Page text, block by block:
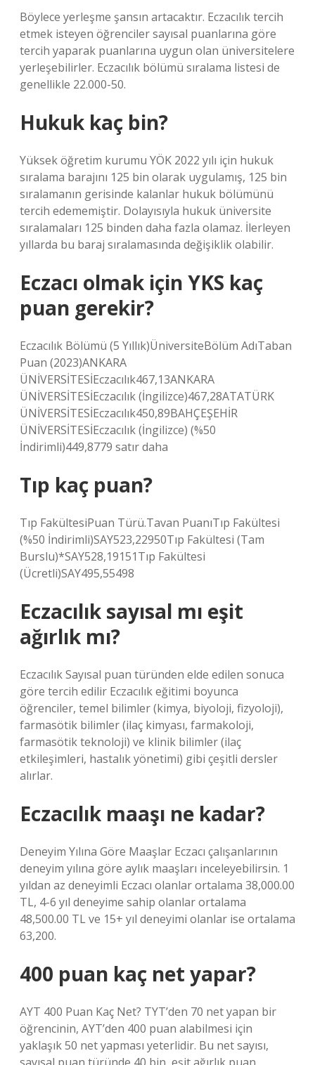
Böylece yerleşme şansın artacaktır. Eczacılık tercih
etmek isteyen öğrenciler sayısal puanlarına göre
tercih yaparak puanlarına uygun olan üniversitelere
yerleşebilirler. Eczacılık bölümü sıralama listesi de
genellikle 22.000-50.
Hukuk kaç bin?
Yüksek öğretim kurumu YÖK 2022 yılı için hukuk
sıralama barajını 125 bin olarak uygulamış, 125 bin
sıralamanın gerisinde kalanlar hukuk bölümünü
tercih edememiştir. Dolayısıyla hukuk üniversite
sıralamaları 125 binden daha fazla olamaz. İlerleyen
yıllarda bu baraj sıralamasında değişiklik olabilir.
Eczacı olmak için YKS kaç
puan gerekir?
Eczacılık Bölümü (5 Yıllık)ÜniversiteBölüm AdıTaban
Puan (2023)ANKARA
ÜNİVERSİTESİEczacılık467,13ANKARA
ÜNİVERSİTESİEczacılık (İngilizce)467,28ATATÜRK
ÜNİVERSİTESİEczacılık450,89BAHÇEŞEHİR
ÜNİVERSİTESİEczacılık (İngilizce) (%50
İndirimli)449,8779 satır daha
Tıp kaç puan?
Tıp FakültesiPuan Türü.Tavan PuanıTıp Fakültesi
(%50 İndirimli)SAY523,22950Tıp Fakültesi (Tam
Burslu)*SAY528,19151Tıp Fakültesi
(Ücretli)SAY495,55498
Eczacılık sayısal mı eşit
ağırlık mı?
Eczacılık Sayısal puan türünden elde edilen sonuca
göre tercih edilir Eczacılık eğitimi boyunca
öğrenciler, temel bilimler (kimya, biyoloji, fizyoloji),
farmasötik bilimler (ilaç kimyası, farmakoloji,
farmasötik teknoloji) ve klinik bilimler (ilaç
etkileşimleri, hastalık yönetimi) gibi çeşitli dersler
alırlar.
Eczacılık maaşı ne kadar?
Deneyim Yılına Göre Maaşlar Eczacı çalışanlarının
deneyim yılına göre aylık maaşları inceleyebilirsin. 1
yıldan az deneyimli Eczacı olanlar ortalama 38,000.00
TL, 4-6 yıl deneyime sahip olanlar ortalama
48,500.00 TL ve 15+ yıl deneyimi olanlar ise ortalama
63,200.
400 puan kaç net yapar?
AYT 400 Puan Kaç Net? TYT’den 70 net yapan bir
öğrencinin, AYT’den 400 puan alabilmesi için
yaklaşık 50 net yapması yeterlidir. Bu net sayısı,